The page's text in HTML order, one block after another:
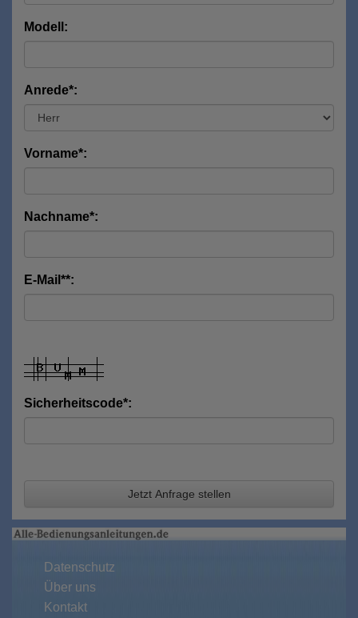
Modell:
Anrede*:
Vorname*:
Nachname*:
E-Mail**:
Sicherheitscode*:
Jetzt Anfrage stellen
Datenschutz
Über uns
Kontakt